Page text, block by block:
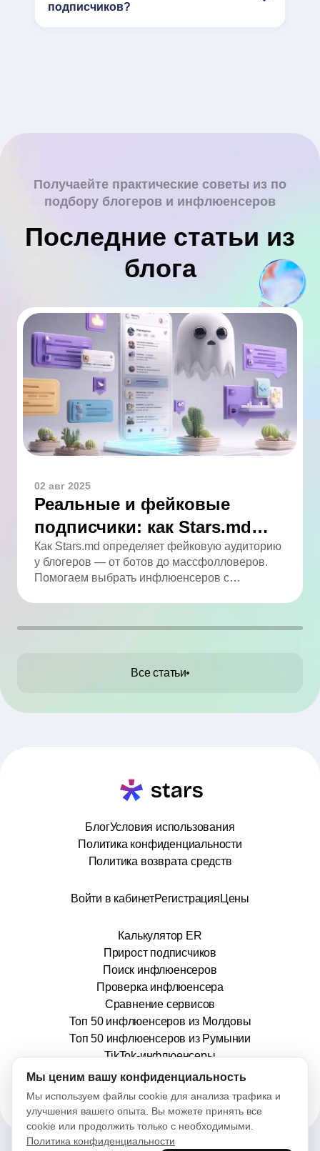
подписчиков?
Получаейте практические советы из по
подбору блогеров и инфлюенсеров
Последние статьи из
блога
02 авг 2025
Реальные и фейковые
подписчики: как Stars.md
определяет качество
аудитории
Как Stars.md определяет фейковую аудиторию
у блогеров — от ботов до массфолловеров.
Помогаем выбрать инфлюенсеров с
Все статьи
БлогУсловия использования
Политика конфиденциальности
Политика возврата средств
Войти в кабинетРегистрация Цены
Калькулятор ER
Прирост подписчиков
Поиск инфлюенсеров
Проверка инфлюенсера
Сравнение сервисов
Топ 50 инфлюенсеров из Молдовы
Топ 50 инфлюенсеров из Румынии
TikTok-инфлюенсеры
info@stars.md
Мы ценим вашу конфиденциальность
Мы используем файлы cookie для анализа трафика и
улучшения вашего опыта. Вы можете принять все
cookie или продолжить только с необходимыми.
Политика конфиденциальности